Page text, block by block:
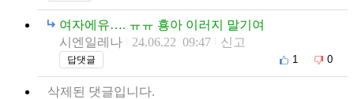
여자에유…. ㅠㅠ 횽아 이러지 말기여
시엔일레나
24.06.22 09:47 신고
답댓글 1 0
삭제된 댓글입니다.